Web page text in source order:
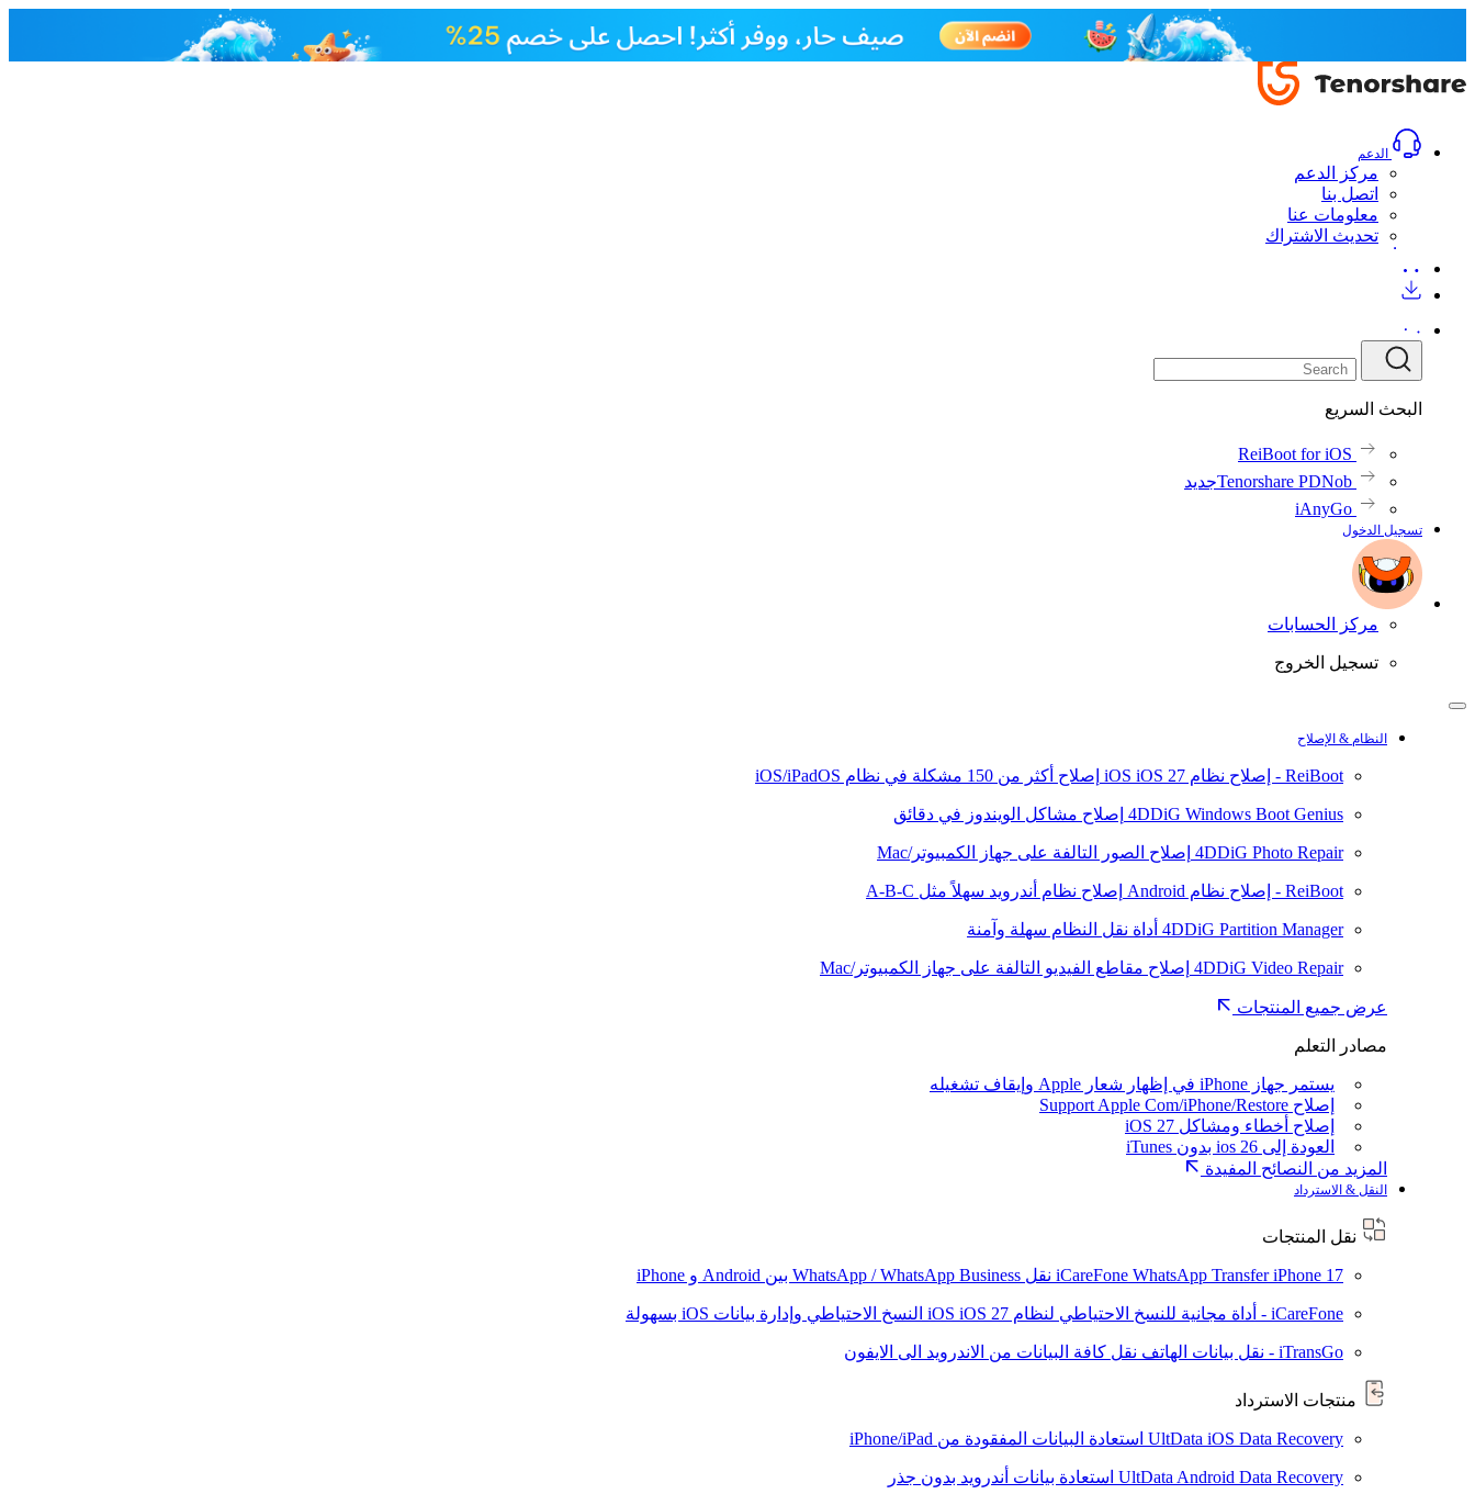
الدعم
مركز الدعم
اتصل بنا
معلومات عنا
تحديث الاشتراك
البحث السريع
ReiBoot for iOS
Tenorshare PDNobجديد
iAnyGo
تسجيل الدخول
مركز الحسابات
تسجيل الخروج
النظام & الإصلاح
ReiBoot - إصلاح نظام iOS iOS 27 إصلاح أكثر من 150 مشكلة في نظام iOS/iPadOS
4DDiG Windows Boot Genius إصلاح مشاكل الويندوز في دقائق
4DDiG Photo Repair إصلاح الصور التالفة على جهاز الكمبيوتر/Mac
ReiBoot - إصلاح نظام Android إصلاح نظام أندرويد سهلاً مثل A-B-C
4DDiG Partition Manager أداة نقل النظام سهلة وآمنة
4DDiG Video Repair إصلاح مقاطع الفيديو التالفة على جهاز الكمبيوتر/Mac
عرض جميع المنتجات
مصادر التعلم
يستمر جهاز iPhone في إظهار شعار Apple وإيقاف تشغيله
إصلاح Support Apple Com/iPhone/Restore
إصلاح أخطاء ومشاكل iOS 27
العودة إلى ios 26 بدون iTunes
المزيد من النصائح المفيدة
النقل & الاسترداد
نقل المنتجات
iCareFone WhatsApp TransferiPhone 17 نقل WhatsApp / WhatsApp Business بين Android و iPhone
iCareFone - أداة مجانية للنسخ الاحتياطي لنظام iOS iOS 27 النسخ الاحتياطي وإدارة بيانات iOS بسهولة
iTransGo - نقل بيانات الهاتف نقل كافة البيانات من الاندرويد الى الايفون
منتجات الاسترداد
UltData iOS Data Recovery استعادة البيانات المفقودة من iPhone/iPad
UltData Android Data Recovery استعادة بيانات أندرويد بدون جذر